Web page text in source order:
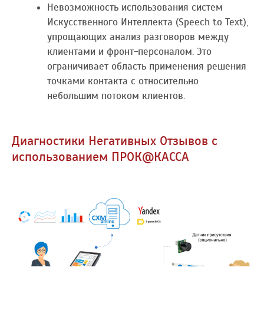
Невозможность использования систем
Искусственного Интеллекта (Speech to Text),
упрощающих анализ разговоров между
клиентами и фронт-персоналом. Это
ограничивает область применения решения
точками контакта с относительно
небольшим потоком клиентов.
Диагностики Негативных Отзывов с
использованием ПРОК@КАССА